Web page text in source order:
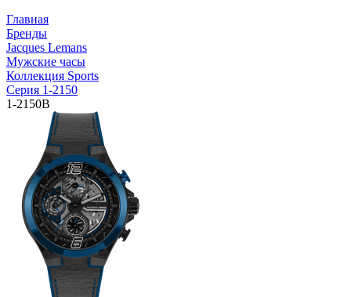
Главная
Бренды
Jacques Lemans
Мужские часы
Коллекция Sports
Серия 1-2150
1-2150B